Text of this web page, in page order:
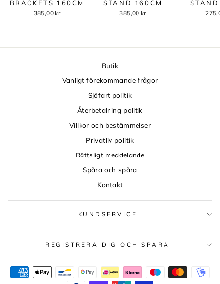
BRACKETS 160CM
385,00 kr
STAND 160CM
385,00 kr
Butik
Vanligt förekommande frågor
Sjöfart politik
Återbetalning politik
Villkor och bestämmelser
Privatliv politik
Rättsligt meddelande
Spåra och spåra
Kontakt
KUNDSERVICE
REGISTRERA DIG OCH SPARA